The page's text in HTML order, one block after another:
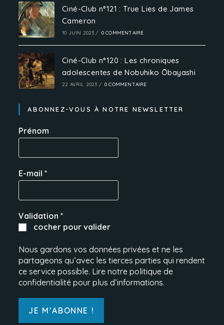
Ciné-Club n°121 : True Lies de James
Cameron
10 JUIN 2023 / 0 COMMENTAIRE
Ciné-Club n°120 : Les chroniques
adolescentes de Nobuhiko Ōbayashi
22 AVRIL 2023 / 0 COMMENTAIRE
ABONNEZ-VOUS À NOTRE NEWSLETTER
Prénom
E-mail*
Validation*
cocher pour valider
Nous gardons vos données privées et ne les
partageons qu’avec les tierces parties qui rendent
ce service possible. Lire notre politique de
confidentialité pour plus d’informations.